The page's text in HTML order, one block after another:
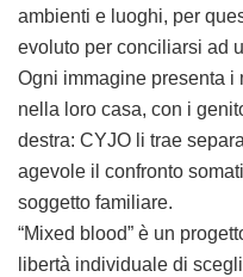
ambienti e luoghi, per
evoluto per conciliarsi ad
Ogni immagine presenta
nella loro casa, con i
destra: CYJO li trae
agevole il confronto
soggetto familiare.
“Mixed blood” è un
libertà individuale di